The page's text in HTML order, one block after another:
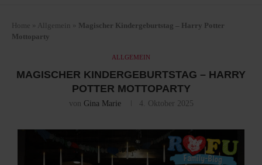
Home » Allgemein » Magischer Kindergeburtstag – Harry Potter
Mottoparty
ALLGEMEIN
MAGISCHER KINDERGEBURTSTAG – HARRY
POTTER MOTTOPARTY
von Gina Marie 4. Oktober 2025